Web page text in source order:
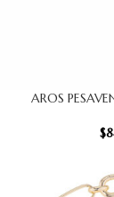
AROS
$